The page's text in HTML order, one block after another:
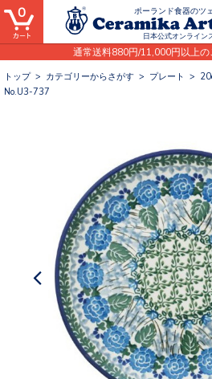
ポーランド食器のツ
日本公式オンライン
通常送料880円/11,000円以上
0
トップ> カテゴリーからさがす > プレート >
No.U3-737